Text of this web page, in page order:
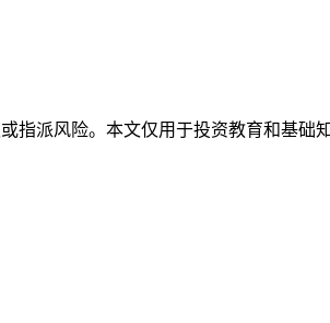
派风险。本文仅用于投资教育和基础